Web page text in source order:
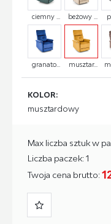
ciemny ... beżowy ...
granato... musztar...
KOLOR:
musztardowy
Twoja cena brutto:
Max liczba sztuk w
Liczba paczek: 1